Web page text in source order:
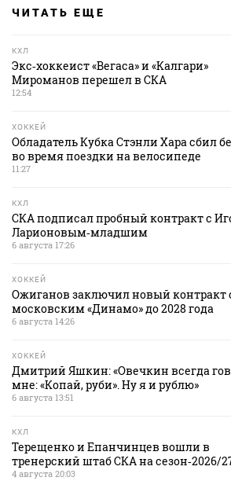
ЧИТАТЬ ЕЩЕ
КХЛ
Экс‑хоккеист «Вегаса» и «Калгари»
Мироманов перешел в СКА
12:54
ХОККЕЙ
Обладатель Кубка Стэнли Хара сбил
во время поездки на велосипеде
11:27
КХЛ
СКА подписал пробный контракт с
Ларионовым‑младшим
6 августа 17:26
ХОККЕЙ
Ожиганов заключил новый контракт
московским «Динамо» до 2028 года
6 августа 14:26
ХОККЕЙ
Дмитрий Яшкин: «Овечкин всегда
мне: «Копай, руби». Ну я и рублю»
6 августа 13:51
КХЛ
Терещенко и Епанчинцев вошли в
тренерский штаб СКА на сезон‑2026/
4 августа 20:03